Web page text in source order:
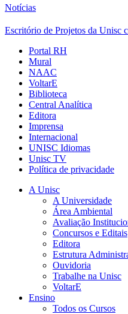
Notícias
Escritório de Projetos da Unisc
Portal RH
Mural
NAAC
VoltarE
Biblioteca
Central Analítica
Editora
Imprensa
Internacional
UNISC Idiomas
Unisc TV
Política de privacidade
A Unisc
A Universidade
Área Ambiental
Avaliação
Concursos e Editais
Editora
Estrutura
Ouvidoria
Trabalhe na Unisc
VoltarE
Ensino
Todos os Cursos